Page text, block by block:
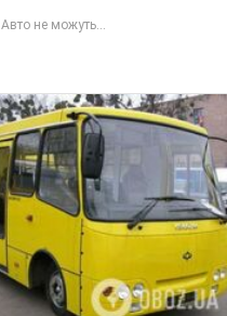
Авто не можуть...